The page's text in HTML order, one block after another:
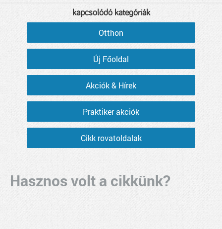
kapcsolódó kategóriák
Otthon
Új Főoldal
Akciók & Hírek
Praktiker akciók
Cikk rovatoldalak
Hasznos volt a cikkünk?